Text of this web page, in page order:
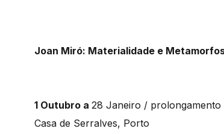
Joan Miró: Materialidade e
1 Outubro a 28 Janeiro / prolongamento
Casa de Serralves, Porto